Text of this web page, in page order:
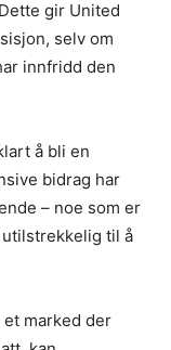
gir United
selv om
innfridd den
å bli en
bidrag har
– noe som er
til å
et marked der